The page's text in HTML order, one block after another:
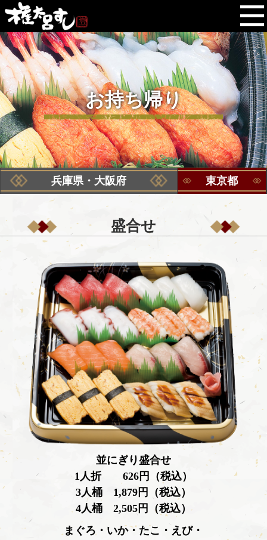
お持ち帰り
兵庫県・大阪府 東京都
盛合せ
並にぎり盛合せ
1人折 626円（税込）
3人桶 1,879円（税込）
4人桶 2,505円（税込）
まぐろ・いか・たこ・えび・